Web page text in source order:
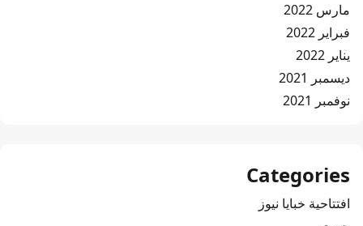
مارس 2022
فبراير 2022
يناير 2022
ديسمبر 2021
نوفمبر 2021
Categories
افتتاحية خبايا نيوز